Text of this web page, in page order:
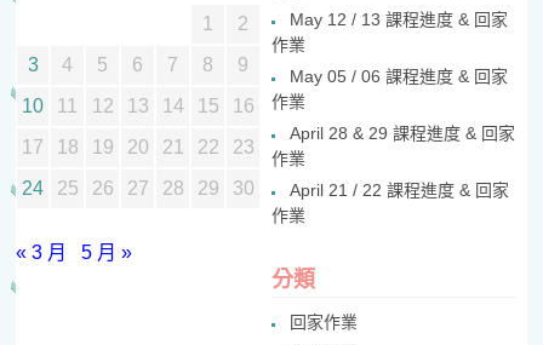
1
2
3
4 5 6 7 8
9
10
11 12 13 14 15
16
17
18 19 20 21 22
23
24
25 26 27 28 29 30
« 3 月 5 月 »
May 12 / 13 課程進度 & 回家
作業
May 05 / 06 課程進度 & 回家
作業
April 28 & 29 課程進度 & 回家
作業
April 21 / 22 課程進度 & 回家
作業
分類
回家作業